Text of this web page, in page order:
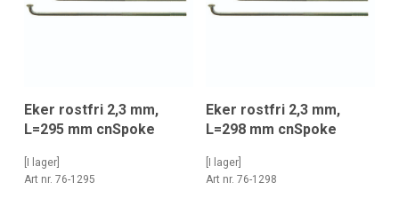
Eker rostfri 2,3 mm,
L=295 mm cnSpoke
[I lager]
Art nr. 76-1295
Eker rostfri 2,3 mm,
L=298 mm cnSpoke
[I lager]
Art nr. 76-1298